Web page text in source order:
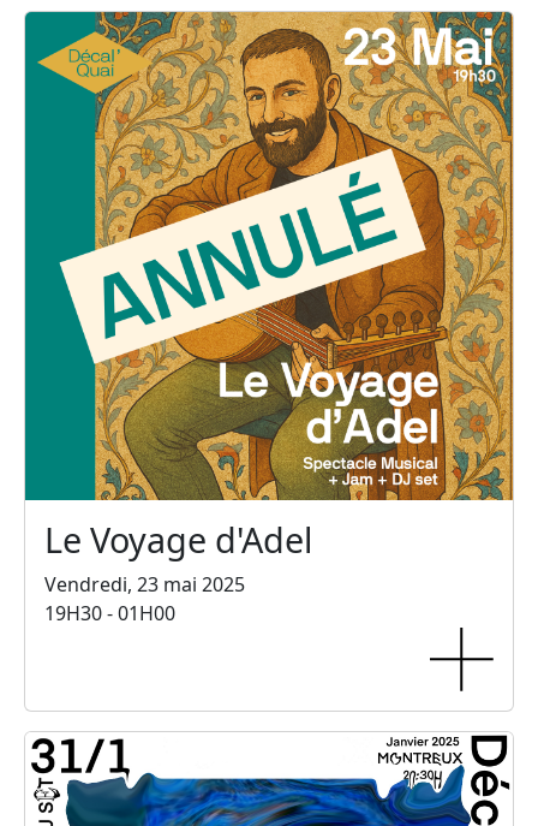
Le Voyage d'Adel
Vendredi, 23 mai 2025
19H30 - 01H00